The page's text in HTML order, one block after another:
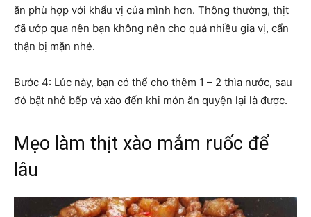
ăn phù hợp với khẩu vị của mình hơn. Thông thường, thịt
đã ướp qua nên bạn không nên cho quá nhiều gia vị, cẩn
thận bị mặn nhé.
Bước 4: Lúc này, bạn có thể cho thêm 1 – 2 thìa nước, sau
đó bật nhỏ bếp và xào đến khi món ăn quyện lại là được.
Mẹo làm thịt xào mắm ruốc để
lâu